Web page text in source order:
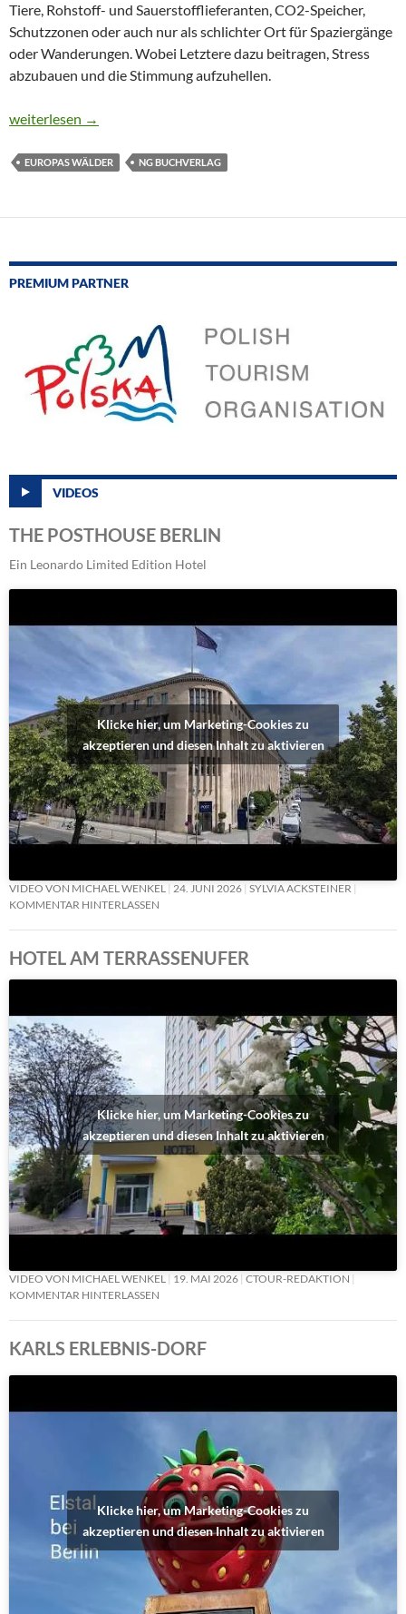
Tiere, Rohstoff- und Sauerstofflieferanten, CO2-Speicher,
Schutzzonen oder auch nur als schlichter Ort für Spaziergänge
oder Wanderungen. Wobei Letztere dazu beitragen, Stress
abzubauen und die Stimmung aufzuhellen.
IN 225 REISEN DURCH EUROPAS WÄLDER
weiterlesen →
EUROPAS WÄLDER NG BUCHVERLAG
PREMIUM PARTNER
VIDEOS
THE POSTHOUSE BERLIN
Ein Leonardo Limited Edition Hotel
Klicke hier, um Marketing-Cookies zu
akzeptieren und diesen Inhalt zu aktivieren
VIDEO VON MICHAEL WENKEL 24. JUNI 2026 SYLVIA ACKSTEINER
KOMMENTAR HINTERLASSEN
HOTEL AM TERRASSENUFER
Klicke hier, um Marketing-Cookies zu
akzeptieren und diesen Inhalt zu aktivieren
VIDEO VON MICHAEL WENKEL 19. MAI 2026 CTOUR-REDAKTION
KOMMENTAR HINTERLASSEN
KARLS ERLEBNIS-DORF
Klicke hier, um Marketing-Cookies zu
akzeptieren und diesen Inhalt zu aktivieren